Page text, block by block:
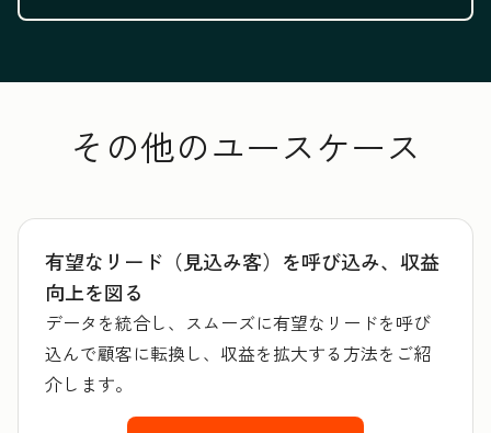
その他のユースケース
有望なリード（見込み客）を呼び込み、収益
向上を図る
データを統合し、スムーズに有望なリードを呼び
込んで顧客に転換し、収益を拡大する方法をご紹
介します。